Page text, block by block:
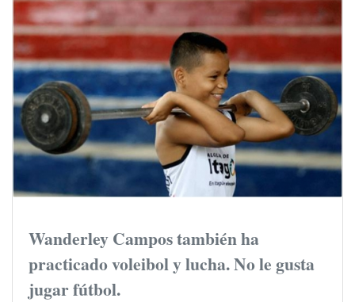
Wanderley Campos también ha
practicado voleibol y lucha. No le gusta
jugar fútbol.